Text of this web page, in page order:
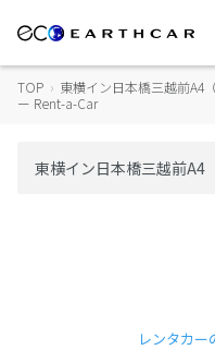
TOP › 東横イン日本橋三越前A4
ー Rent-a-Car
レンタカー